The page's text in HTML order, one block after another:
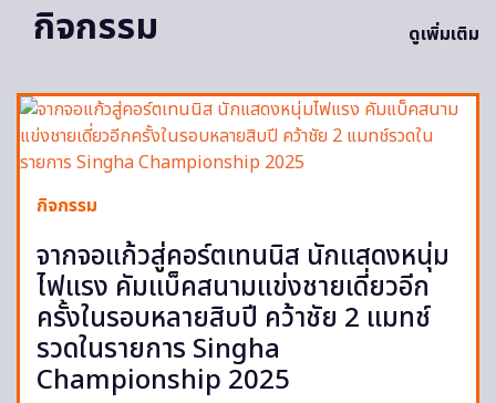
กิจกรรม ดูเพิ่มเติม
กิจกรรม
จากจอแก้วสู่คอร์ตเทนนิส นักแสดงหนุ่ม
ไฟแรง คัมแบ็คสนามแข่งชายเดี่ยวอีก
ครั้งในรอบหลายสิบปี คว้าชัย 2 แมทช์
รวดในรายการ Singha
Championship 2025